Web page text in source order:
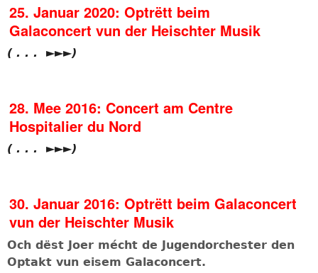
25. Januar 2020: Optrëtt beim
Galaconcert vun der Heischter Musik
( . . . ►►►)
28. Mee 2016: Concert am Centre
Hospitalier du Nord
( . . . ►►►)
30. Januar 2016: Optrëtt beim Galaconcert
vun der Heischter Musik
Och dëst Joer mécht de Jugendorchester den
Optakt vun eisem Galaconcert.